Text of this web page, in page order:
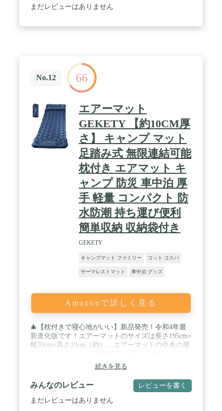
まだレビューはありません
No.12 66
エアーマット
GEKETY 【約10CM厚
さ】 キャンプ マット
足踏み式 無限連結可能
枕付き エアマット キ
ャンプ 防災 車中泊 厚
手 軽量 コンパクト 防
水防潮 持ち運び便利
簡単収納 収納袋付き
GEKETY
キャンプマット ファミリー コット コスパ
サーマレストマット 車中泊 グッズ
Amazonで詳しく見る
🎄【枕付きで寝心地がいい】新品発売！令和4年最
新進化版です！エアーマットのサイズは長さ195cm×
幅70cm×高さ10cm（約）、エアーマットの中央の厚
合わせて首をやさしく支え、柔らかく弾力のある感
触に。 枕があれば枕は不要で、体型に合わせたアー
チ型のデザインになって程よくフィット。人間工学
に基づいたデザインのエアピローにより、深い眠り
を促進するエアピローは首や頸椎の自然な形を保
続きを見る
みんなのレビュー レビューを書く
まだレビューはありません